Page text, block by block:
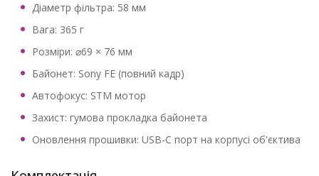
Діаметр фільтра: 58 мм
Вага: 365 г
Розміри: ⌀69 × 76 мм
Байонет: Sony FE (повний кадр)
Автофокус: STM мотор
Захист: гумова прокладка байонета
Оновлення прошивки: USB-C порт на корпусі об'єктива